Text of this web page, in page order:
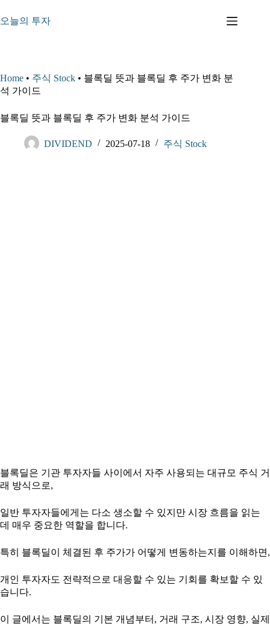
문
뛰
기
오늘의 투자
Home • 주식 Stock • 블록딜 뜻과 블록딜 후 주가 변화 분
석 가이드
블록딜 뜻과 블록딜 후 주가 변화 분석 가이드
DIVIDEND 2025-07-18 주식 Stock
블록딜은 기관 투자자들 사이에서 자주 사용되는 대규모 주식 거
래 방식으로,
일반 투자자들에게는 다소 생소할 수 있지만 시장 흐름을 읽는
데 매우 중요한 역할을 합니다.
특히 블록딜이 체결된 후 주가가 어떻게 변동하는지를 이해하면,
개인 투자자도 전략적으로 대응할 수 있는 기회를 확보할 수 있
습니다.
이 글에서는 블록딜의 기본 개념부터, 거래 구조, 시장 영향, 실제